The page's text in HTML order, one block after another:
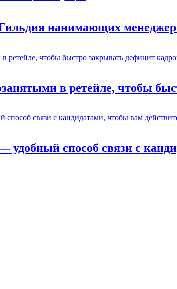
нанимающих
в ретейле, чтобы
удобный способ связи с